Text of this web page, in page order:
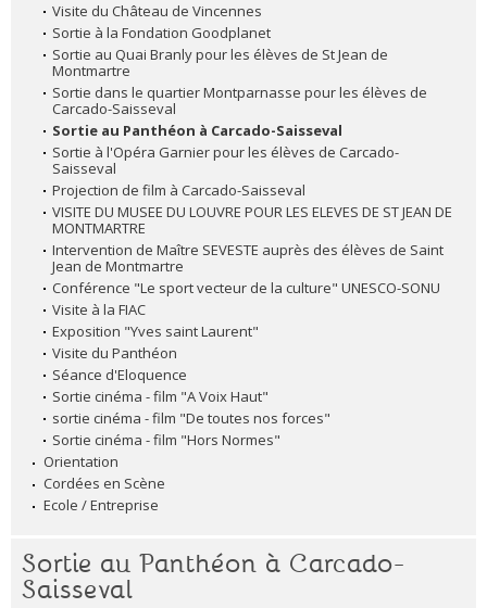
Visite du Château de Vincennes
Sortie à la Fondation Goodplanet
Sortie au Quai Branly pour les élèves de St Jean de
Montmartre
Sortie dans le quartier Montparnasse pour les élèves de
Carcado-Saisseval
Sortie au Panthéon à Carcado-Saisseval
Sortie à l'Opéra Garnier pour les élèves de Carcado-
Saisseval
Projection de film à Carcado-Saisseval
VISITE DU MUSEE DU LOUVRE POUR LES ELEVES DE ST JEAN DE
MONTMARTRE
Intervention de Maître SEVESTE auprès des élèves de Saint
Jean de Montmartre
Conférence "Le sport vecteur de la culture" UNESCO-SONU
Visite à la FIAC
Exposition "Yves saint Laurent"
Visite du Panthéon
Séance d'Eloquence
Sortie cinéma - film "A Voix Haut"
sortie cinéma - film "De toutes nos forces"
Sortie cinéma - film "Hors Normes"
Orientation
Cordées en Scène
Ecole / Entreprise
Sortie au Panthéon à Carcado-
Saisseval